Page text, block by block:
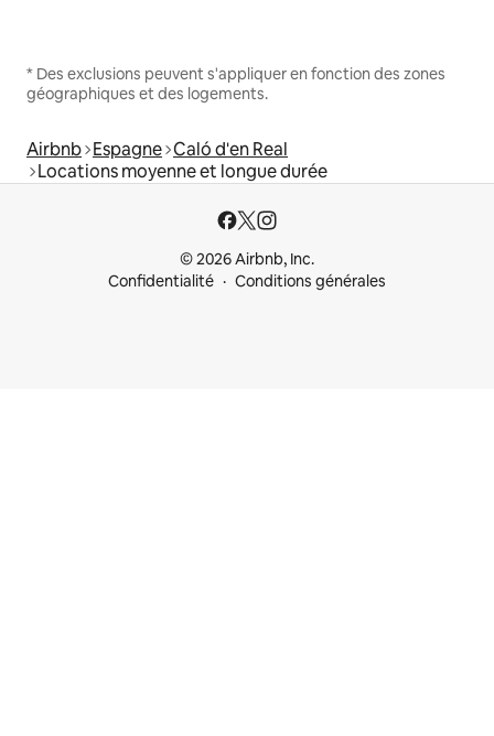
* Des exclusions peuvent s'appliquer en fonction des zones
géographiques et des logements.
Airbnb Espagne Caló d'en Real
Locations moyenne et longue durée
© 2026 Airbnb, Inc.
Confidentialité
Conditions générales